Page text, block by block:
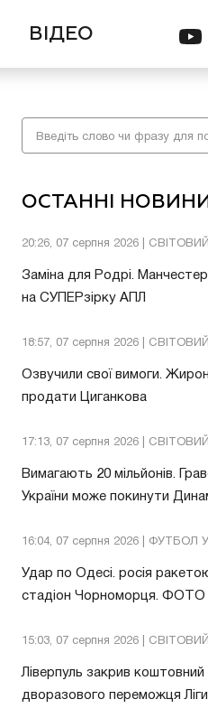
ВІДЕО
ОСТАННІ НОВИНИ
20:26, 07 серпня 2026 |
Заміна для Родрі. Манчестер
на СУПЕРзірку АПЛ
18:57, 07 серпня 2026 |
Озвучили свої вимоги.
продати Циганкова
17:13, 07 серпня 2026 |
Вимагають 20 мільйонів.
України може покинути
16:04, 07 серпня 2026 | ФУТБОЛ
Удар по Одесі. росія
стадіон Чорноморця. ФОТО
15:03, 07 серпня 2026 |
Ліверпуль закрив
дворазового переможця Ліги